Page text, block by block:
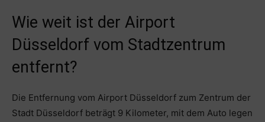
Wie weit ist der Airport
Düsseldorf vom Stadtzentrum
entfernt?
Die Entfernung vom Airport Düsseldorf zum Zentrum der
Stadt Düsseldorf beträgt 9 Kilometer, mit dem Auto legen